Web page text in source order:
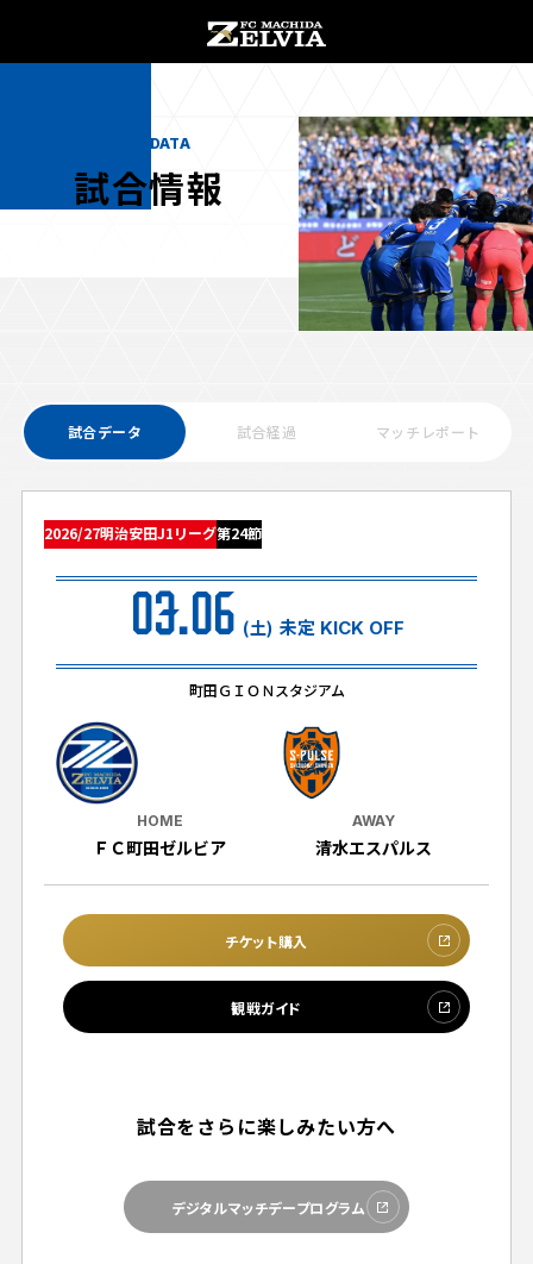
チケット購入 オンラインストア
TOPチーム
試合情報
グッズ
メディア
ホームタウン活動
アカデミー
その他
試合情報トップ
試合データ
試合日程・結果
順位表・ゴールランキング
観戦する
観戦するトップ
チケットを買う
チケット購入
チケット販売スケジュール
️スタジアムを知る
スタジアムアクセス
スタジアムマップ
観戦方法を知る
スタジアム観戦ガイド
観戦マナー＆ルール
車イスでの観戦
試合運営管理規程
クラブを知る
クラブを知るトップ
ＦＣ町田ゼルビアについて
選手・スタッフ紹介
ファンクラブ
クラブゼルビスタへの入会
シーズンシート
ＦＣ町田ゼルビアをサポート
トレーニングの見学・ファンサービス
三輪緑山ベースを利用
グッズを買う
グッズを買うトップ
オンラインストア
ホームタウントップ
ゼルビアアシスト募集
ゼルビアアシスト協賛企業一覧
ＦＣ町田ゼルビアアカデミー
パートナートップ
パートナー企業一覧
LINEミニアプリプライバシーポリシー
MATCH DATA
試合情報
試合データ 試合経過 マッチレポート
2026/27明治安田J1リーグ第24節
HOME
ＦＣ町田ゼルビア
03.06 (土) 未定 KICK OFF
町田ＧＩＯＮスタジアム
AWAY
清水エスパルス
チケット購入
観戦ガイド
試合をさらに楽しみたい方へ
デジタルマッチデープログラム